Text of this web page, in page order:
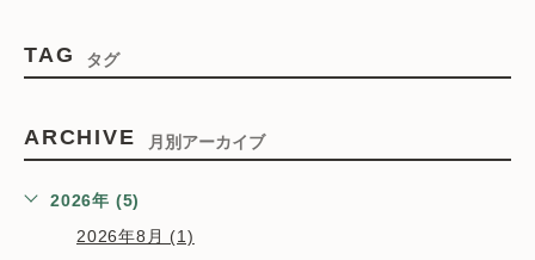
TAG タグ
ARCHIVE 月別アーカイブ
2026年 (5)
2026年8月 (1)